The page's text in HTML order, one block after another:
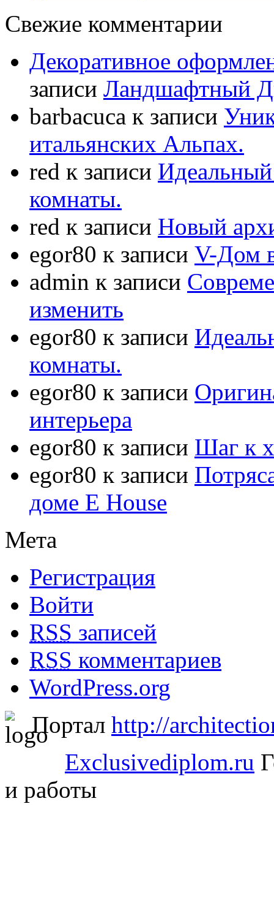
Свежие комментарии
Декоративное
записи Ландшафтный
barbacuca к записи
итальянских Альпах.
red к записи Идеальный
комнаты.
red к записи Новый
egor80 к записи V-Дом
admin к записи
изменить
egor80 к записи
комнаты.
egor80 к записи
интерьера
egor80 к записи Шаг к
egor80 к записи
доме E House
Мета
Регистрация
Войти
RSS записей
RSS комментариев
WordPress.org
Портал http://
Exclusivediplom.ru
и работы